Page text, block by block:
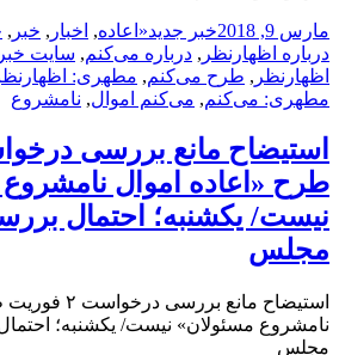
ارسال
شده
در
مارس 9, 2018 نویسنده
دسته‌ها
خبر جدیدبرچسب‌ها
«اعاده, اخبار , خبر ,
درباره اظهارنظر , درباره می‌کنم, سایت
اظهارنظر , طرح می‌کنم, مطهری:
مطهری: می‌کنم, می‌کنم اموال, نامشروع
طرح «اعاده اموال
نیست/ یکشنبه؛ احتمال
مجلس
استیضاح مانع
نامشروع مسئولان» نیست/ یکشنبه؛
مجلس